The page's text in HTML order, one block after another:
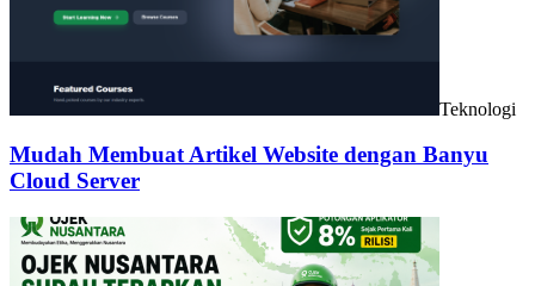
Teknologi
Mudah Membuat Artikel Website dengan Banyu
Cloud Server